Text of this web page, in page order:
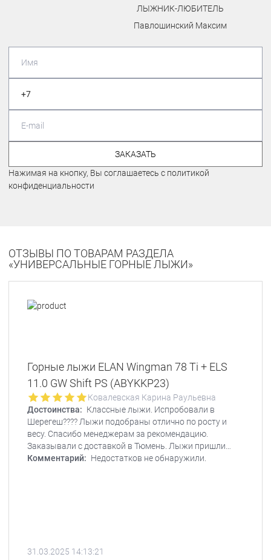
ЛЫЖНИК-ЛЮБИТЕЛЬ
Павлошинский Максим
ЗАКАЗАТЬ
Нажимая на кнопку, Вы соглашаетесь с политикой
конфиденциальности
ОТЗЫВЫ ПО ТОВАРАМ РАЗДЕЛА
«УНИВЕРСАЛЬНЫЕ ГОРНЫЕ ЛЫЖИ»
Горные лыжи ELAN Wingman 78 Ti + ELS
11.0 GW Shift PS (ABYKKP23)
Ковалевская Карина Раульевна
Достоинства:
Шерегеш???? Лыжи подобраны отлично по росту и
весу. Спасибо менеджерам за рекомендацию.
Заказывали с доставкой в Тюмень. Лыжи пришли
новые, без царапин и повреждений, прекрасно
Комментарий: Недостатков не обнаружили.
31.03.2025 14:13:21